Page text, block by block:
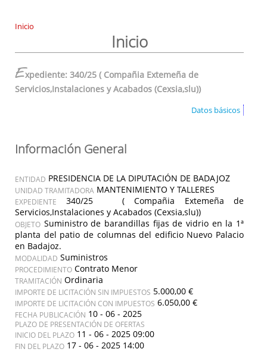
Inicio
Inicio
Expediente: 340/25 ( Compañia Extemeña de
Servicios,Instalaciones y Acabados (Cexsia,slu))
Datos básicos
Información General
ENTIDAD PRESIDENCIA DE LA DIPUTACIÓN DE BADAJOZ
UNIDAD TRAMITADORA MANTENIMIENTO Y TALLERES
EXPEDIENTE
340/25 ( Compañia Extemeña de
Servicios,Instalaciones y Acabados (Cexsia,slu))
OBJETO Suministro de barandillas fijas de vidrio en la 1ª
planta del patio de columnas del edificio Nuevo Palacio
en Badajoz.
MODALIDAD Suministros
PROCEDIMIENTO Contrato Menor
TRAMITACIÓN Ordinaria
IMPORTE DE LICITACIÓN SIN IMPUESTOS 5.000,00 €
IMPORTE DE LICITACIÓN CON IMPUESTOS 6.050,00 €
FECHA PUBLICACIÓN 10 - 06 - 2025
PLAZO DE PRESENTACIÓN DE OFERTAS
INICIO DEL PLAZO 11 - 06 - 2025 09:00
FIN DEL PLAZO 17 - 06 - 2025 14:00